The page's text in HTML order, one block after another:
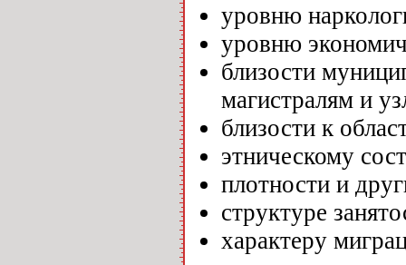
уровню
уровню
близости
магистралям и
близости к
этническому
плотности и
структуре
характеру